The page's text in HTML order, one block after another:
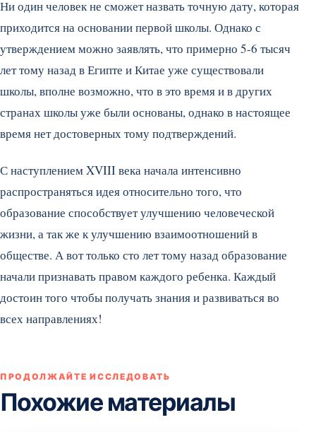
Ни один человек не сможет назвать точную дату, которая
приходится на основании первой школы. Однако с
утверждением можно заявлять, что примерно 5-6 тысяч
лет тому назад в Египте и Китае уже существовали
школы, вполне возможно, что в это время и в других
странах школы уже были основаны, однако в настоящее
время нет достоверных тому подтверждений.
С наступлением XVIII века начала интенсивно
распространяться идея относительно того, что
образование способствует улучшению человеческой
жизни, а так же к улучшению взаимоотношений в
обществе. А вот только сто лет тому назад образование
начали признавать правом каждого ребенка. Каждый
достоин того чтобы получать знания и развиваться во
всех направлениях!
ПРОДОЛЖАЙТЕ ИССЛЕДОВАТЬ
Похожие материалы